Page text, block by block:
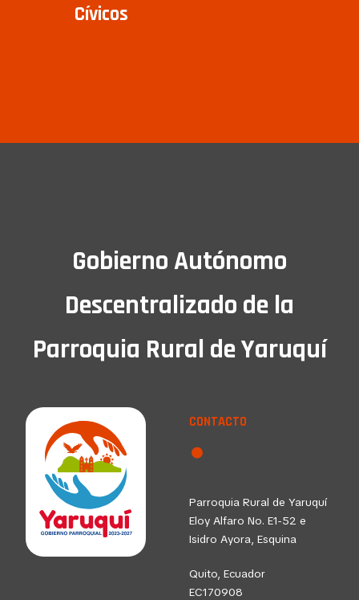
Cívicos
Gobierno Autónomo
Descentralizado de la
Parroquia Rural de Yaruquí
CONTACTO
Parroquia Rural de Yaruquí
Eloy Alfaro No. E1-52 e
Isidro Ayora, Esquina
Quito, Ecuador
EC170908